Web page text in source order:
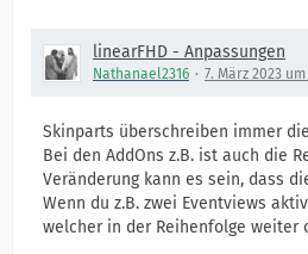
linearFHD - Anpassungen
Nathanael2316 7. März 2023
Skinparts überschreiben immer
Bei den AddOns z.B. ist auch die
Veränderung kann es sein, dass
Wenn du z.B. zwei Eventviews
welcher in der Reihenfolge weiter